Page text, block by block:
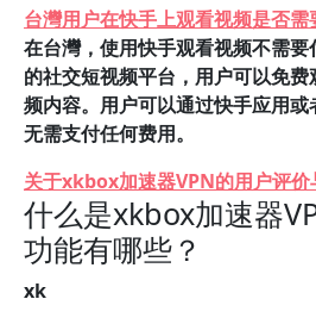
台灣用户在快手上观看视频是否需
在台灣，使用快手观看视频不需
的社交短视频平台，用户可以免
频内容。用户可以通过快手应用
无需支付任何费用。
关于xkbox加速器VPN的用户评价
什么是xkbox加速器
功能有哪些？
xk